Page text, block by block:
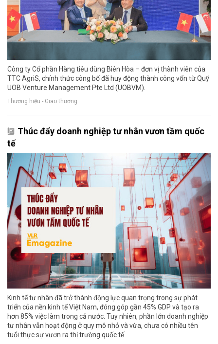
Công ty Cổ phần Hàng tiêu dùng Biên Hòa – đơn vị thành viên của
TTC AgriS, chính thức công bố đã huy động thành công vốn từ Quỹ
UOB Venture Management Pte Ltd (UOBVM).
Thương hiệu - Giao thương
Thúc đẩy doanh nghiệp tư nhân vươn tầm quốc
tế
Kinh tế tư nhân đã trở thành động lực quan trọng trong sự phát
triển của nền kinh tế Việt Nam, đóng góp gần 45% GDP và tạo ra
hơn 85% việc làm trong cả nước. Tuy nhiên, phần lớn doanh nghiệp
tư nhân vẫn hoạt động ở quy mô nhỏ và vừa, chưa có nhiều tên
tuổi thực sự vươn ra thị trường quốc tế.